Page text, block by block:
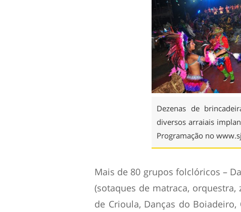
Dezenas de
diversos arraiais
Programação no
Mais de 80 grupos folclóricos –
(sotaques de matraca,
de Crioula, Danças do